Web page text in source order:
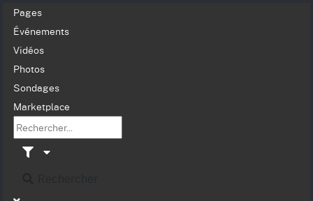
Pages
Événements
Vidéos
Photos
Sondages
Marketplace